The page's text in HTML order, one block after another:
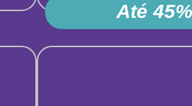
Até